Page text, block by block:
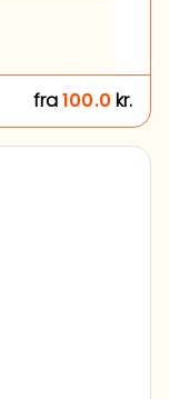
fra100.0 kr.